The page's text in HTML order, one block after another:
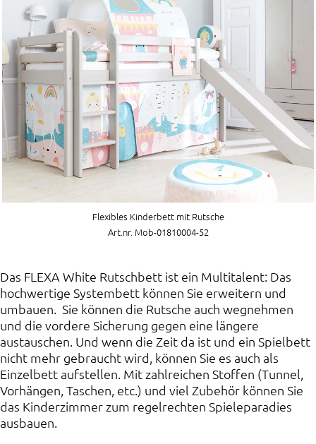
Flexibles Kinderbett mit Rutsche
Art.nr. Mob-01810004-52
Das FLEXA White Rutschbett ist ein Multitalent: Das
hochwertige Systembett können Sie erweitern und
umbauen. Sie können die Rutsche auch wegnehmen
und die vordere Sicherung gegen eine längere
austauschen. Und wenn die Zeit da ist und ein Spielbett
nicht mehr gebraucht wird, können Sie es auch als
Einzelbett aufstellen. Mit zahlreichen Stoffen (Tunnel,
Vorhängen, Taschen, etc.) und viel Zubehör können Sie
das Kinderzimmer zum regelrechten Spieleparadies
ausbauen.